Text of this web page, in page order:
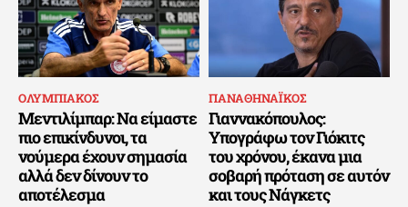
ΟΛΥΜΠΙΑΚΟΣ
Μεντιλίμπαρ: Να είμαστε
πιο επικίνδυνοι, τα
νούμερα έχουν σημασία
αλλά δεν δίνουν το
αποτέλεσμα
ΠΑΝΑΘΗΝΑΪΚΟΣ
Γιαννακόπουλος:
Υπογράφω τον Γιόκιτς
του χρόνου, έκανα μια
σοβαρή πρόταση σε αυτόν
και τους Νάγκετς